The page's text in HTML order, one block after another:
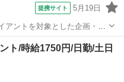
提携サイト 5月19日
アントを対象とした企画・法
当としてスタートします。
ト/時給1750円/日勤/土日